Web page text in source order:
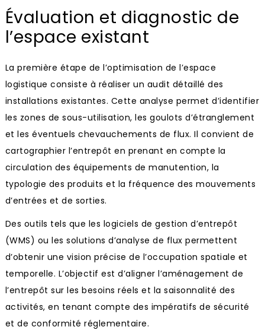
Évaluation et diagnostic de
l’espace existant
La première étape de l’optimisation de l’espace
logistique consiste à réaliser un audit détaillé des
installations existantes. Cette analyse permet d’identifier
les zones de sous-utilisation, les goulots d’étranglement
et les éventuels chevauchements de flux. Il convient de
cartographier l’entrepôt en prenant en compte la
circulation des équipements de manutention, la
typologie des produits et la fréquence des mouvements
d’entrées et de sorties.
Des outils tels que les logiciels de gestion d’entrepôt
(WMS) ou les solutions d’analyse de flux permettent
d’obtenir une vision précise de l’occupation spatiale et
temporelle. L’objectif est d’aligner l’aménagement de
l’entrepôt sur les besoins réels et la saisonnalité des
activités, en tenant compte des impératifs de sécurité
et de conformité réglementaire.